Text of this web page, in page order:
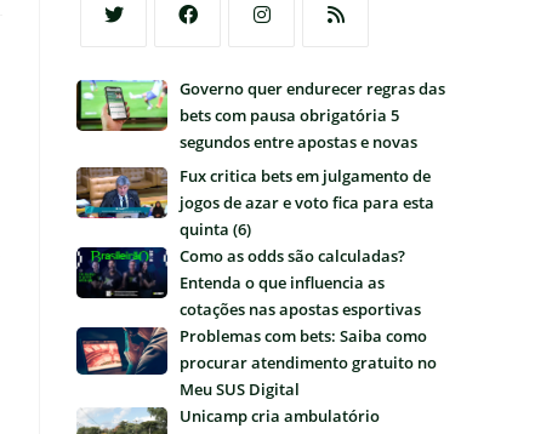
em
uma
aba
em
uma
nova
aba
em
uma
nova
aba
em
uma
nova
aba
Governo quer endurecer regras das
bets com pausa obrigatória 5
segundos entre apostas e novas
restrições
Fux critica bets em julgamento de
jogos de azar e voto fica para esta
quinta (6)
Como as odds são calculadas?
Entenda o que influencia as
cotações nas apostas esportivas
Problemas com bets: Saiba como
procurar atendimento gratuito no
Meu SUS Digital
Unicamp cria ambulatório